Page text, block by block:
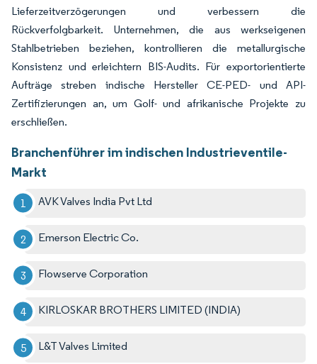
Lieferzeitverzögerungen und verbessern die
Rückverfolgbarkeit. Unternehmen, die aus werkseigenen
Stahlbetrieben beziehen, kontrollieren die metallurgische
Konsistenz und erleichtern BIS-Audits. Für exportorientierte
Aufträge streben indische Hersteller CE-PED- und API-
Zertifizierungen an, um Golf- und afrikanische Projekte zu
erschließen.
Branchenführer im indischen Industrieventile-
Markt
AVK Valves India Pvt Ltd
Emerson Electric Co.
Flowserve Corporation
KIRLOSKAR BROTHERS LIMITED (INDIA)
L&T Valves Limited